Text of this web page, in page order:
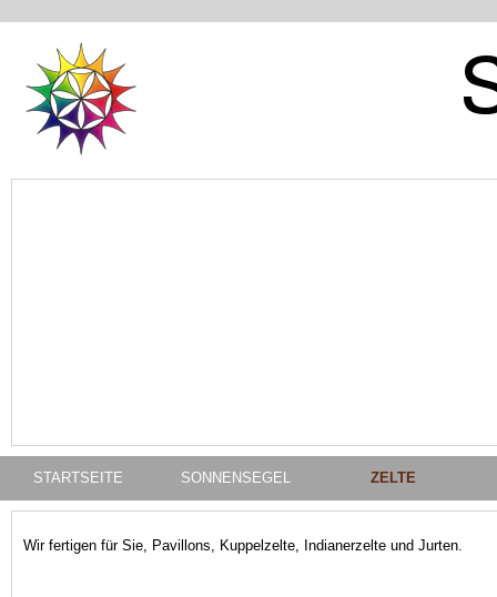
STARTSEITE SONNENSEGEL ZELTE
Wir fertigen für Sie, Pavillons, Kuppelzelte, Indianerzelte und Jurten.